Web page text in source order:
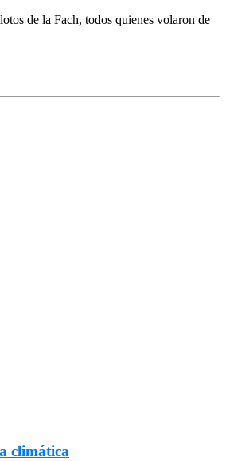
de la Fach, todos quienes volaron de
climática